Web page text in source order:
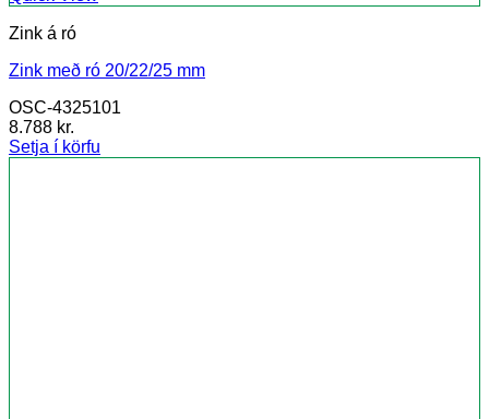
Zink á ró
Zink með ró 20/22/25 mm
OSC-4325101
8.788 kr.
Setja í körfu